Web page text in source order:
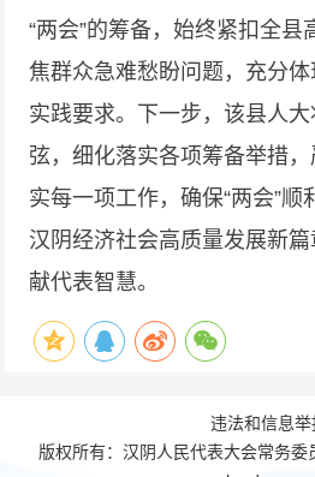
“两会”的筹备，始终紧扣全
焦群众急难愁盼问题，充分
实践要求。下一步，该县人
弦，细化落实各项筹备举措
实每一项工作，确保“两会”
汉阴经济社会高质量发展新
献代表智慧。
违法和信息举
版权所有：汉阴人民代表大会常务